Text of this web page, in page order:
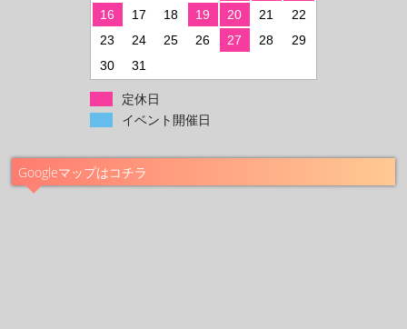
16
17 18 19 20 21
22
23
24 25 26 27 28
29
30
31
定休日
イベント開催日
Googleマップはコチラ